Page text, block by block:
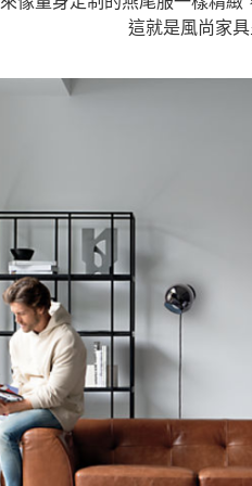
這就是風尚家具